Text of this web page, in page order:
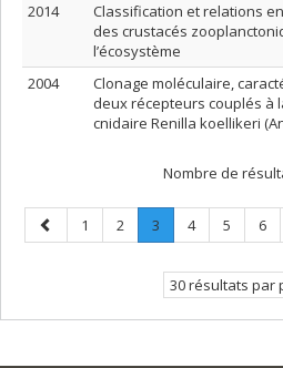
2014
Classification et relations
des crustacés
l’écosystème
2004
Clonage moléculaire,
deux récepteurs couplés à
cnidaire Renilla koellikeri
Nombre de
Page
précédente
Page
1 Page
2 Page
3
Page
Page
4 Page
5 Page
6
30 résultats par